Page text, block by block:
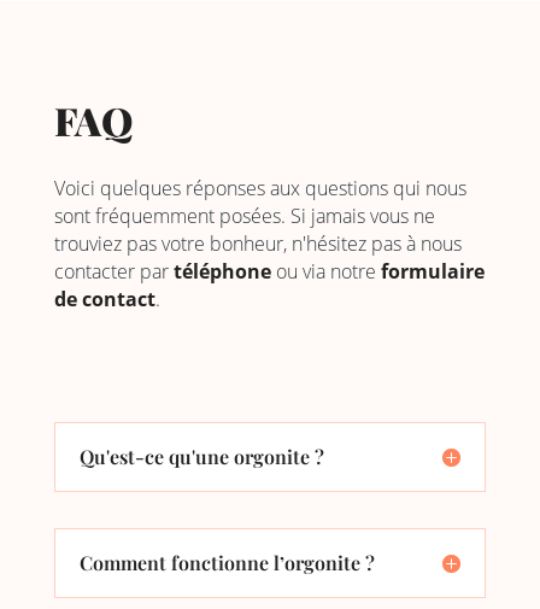
FAQ
Voici quelques réponses aux questions qui nous
sont fréquemment posées. Si jamais vous ne
trouviez pas votre bonheur, n'hésitez pas à nous
contacter partéléphoneou via notre formulaire
de contact.
Qu'est-ce qu'une orgonite ?
Comment fonctionne l’orgonite ?